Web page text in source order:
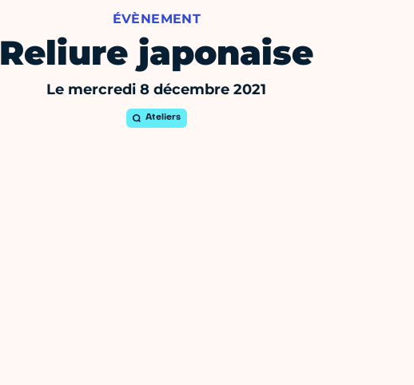
ÉVÈNEMENT
Reliure japonaise
Le mercredi 8 décembre 2021
Ateliers